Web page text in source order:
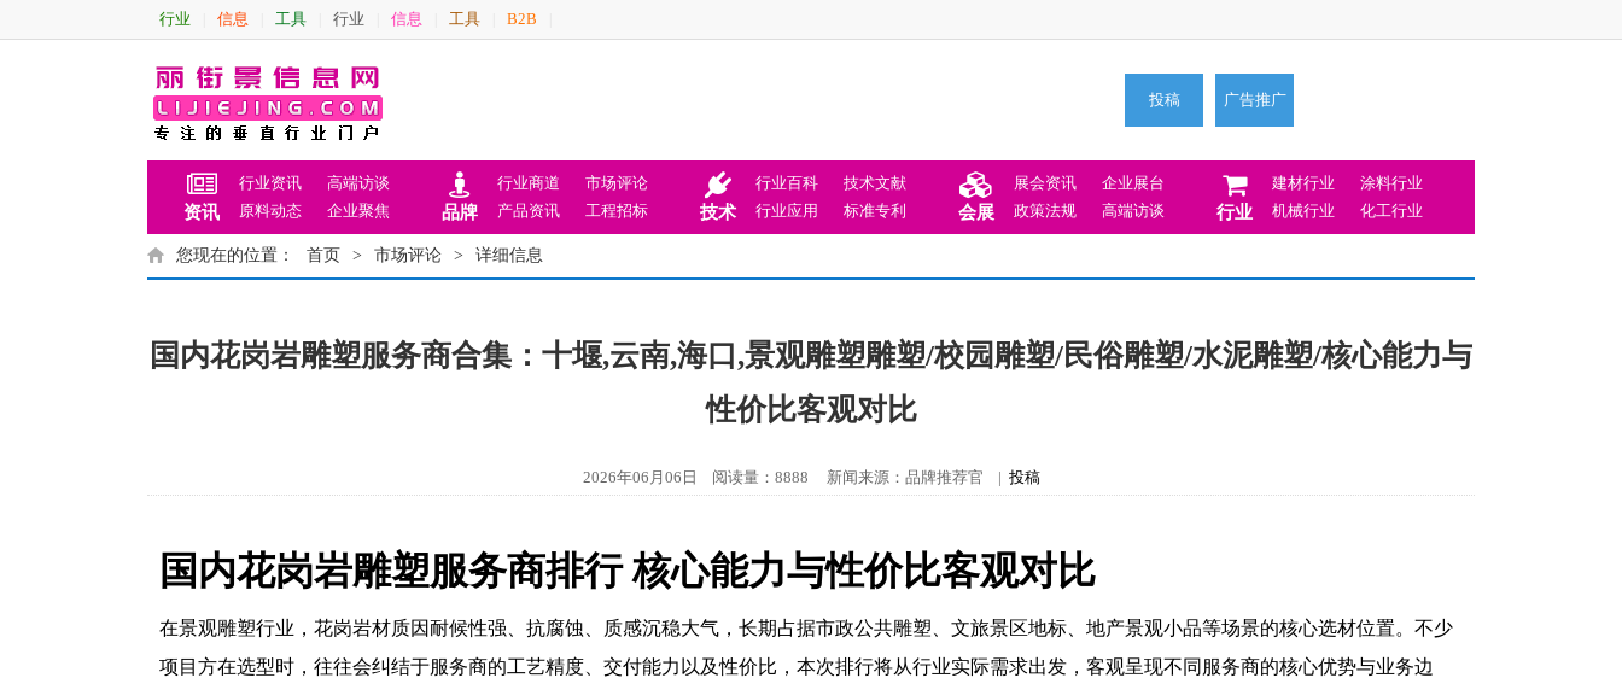
行业 信息 工具 行业 信息 工具 B2B
投稿 广告推广
资讯
行业资讯
高端访谈
原料动态
企业聚焦 品牌
行业商道
市场评论
产品资讯
工程招标 技术
行业百科
技术文献
行业应用
标准专利 会展
展会资讯
企业展台
政策法规
高端访谈 行业
建材行业
涂料行业
机械行业
化工行业
您现在的位置： 首页 > 市场评论 > 详细信息
国内花岗岩雕塑服务商合集：十堰,云南,海口,景观雕塑雕塑/校园雕塑/民俗雕塑/水泥雕塑/核心能力与
性价比客观对比
2026年06月06日 阅读量：8888 新闻来源：品牌推荐官 | 投稿
国内花岗岩雕塑服务商排行 核心能力与性价比客观对比
在景观雕塑行业，花岗岩材质因耐候性强、抗腐蚀、质感沉稳大气，长期占据市政公共雕塑、文旅景区地标、地产景观小品等场景的核心选材位置。不少
项目方在选型时，往往会纠结于服务商的工艺精度、交付能力以及性价比，本次排行将从行业实际需求出发，客观呈现不同服务商的核心优势与业务边